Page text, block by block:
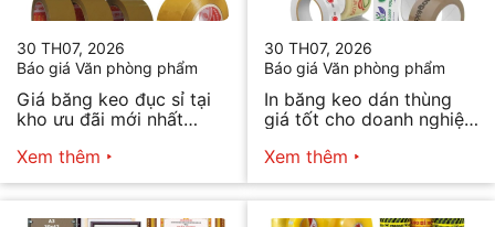
30 TH07, 2026
Báo giá Văn phòng phẩm
Giá băng keo đục sỉ tại
kho ưu đãi mới nhất
Xem thêm
30 TH07, 2026
Báo giá Văn phòng phẩm
In băng keo dán thùng
giá tốt cho doanh nghiệp
Xem thêm